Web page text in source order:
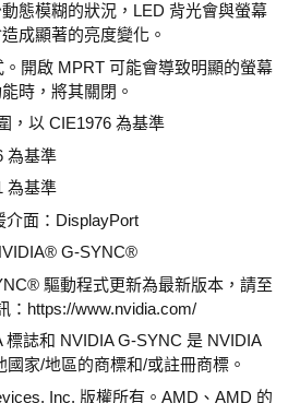
態模糊的狀況，LED 背光會與螢幕
成顯著的亮度變化。
開啟 MPRT 可能會導致明顯的螢幕
時，將其關閉。
，以 CIE1976 為基準
為基準
為基準
面：DisplayPort
G-SYNC®
驅動程式更新為最新版本，請至
：https://www.nvidia.com/
誌和 NVIDIA G-SYNC 是 NVIDIA
家/地區的商標和/或註冊商標。
Inc. 版權所有。AMD、AMD 的